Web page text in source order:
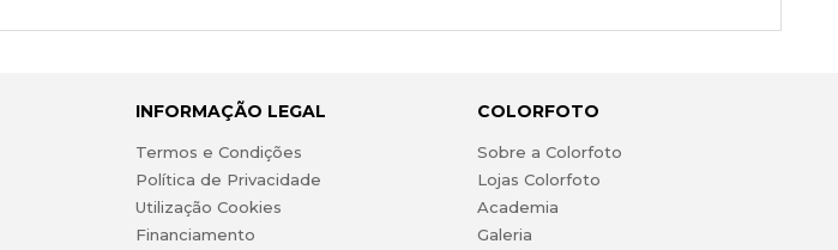
INFORMAÇÃO LEGAL
Termos e Condições
Política de Privacidade
Utilização Cookies
Financiamento
COLORFOTO
Sobre a Colorfoto
Lojas Colorfoto
Academia
Galeria